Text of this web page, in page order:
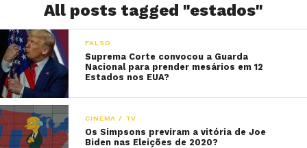
All posts tagged "estados"
FALSO
Suprema Corte convocou a Guarda
Nacional para prender mesários em 12
Estados nos EUA?
CINEMA / TV
Os Simpsons previram a vitória de Joe
Biden nas Eleições de 2020?